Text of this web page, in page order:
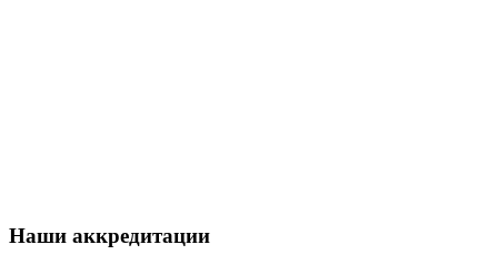
Наши аккредитации